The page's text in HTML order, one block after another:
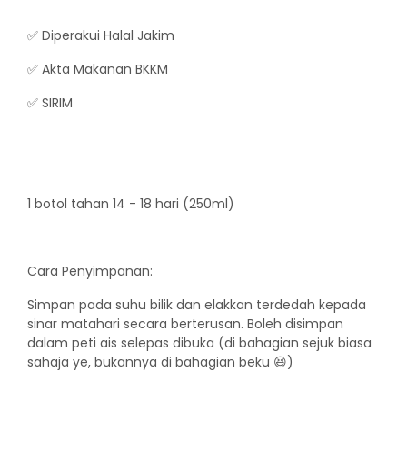
✅ Diperakui Halal Jakim
✅ Akta Makanan BKKM
✅ SIRIM
1 botol tahan 14 - 18 hari (250ml)
Cara Penyimpanan:
Simpan pada suhu bilik dan elakkan terdedah kepada
sinar matahari secara berterusan. Boleh disimpan
dalam peti ais selepas dibuka (di bahagian sejuk biasa
sahaja ye, bukannya di bahagian beku 😆)